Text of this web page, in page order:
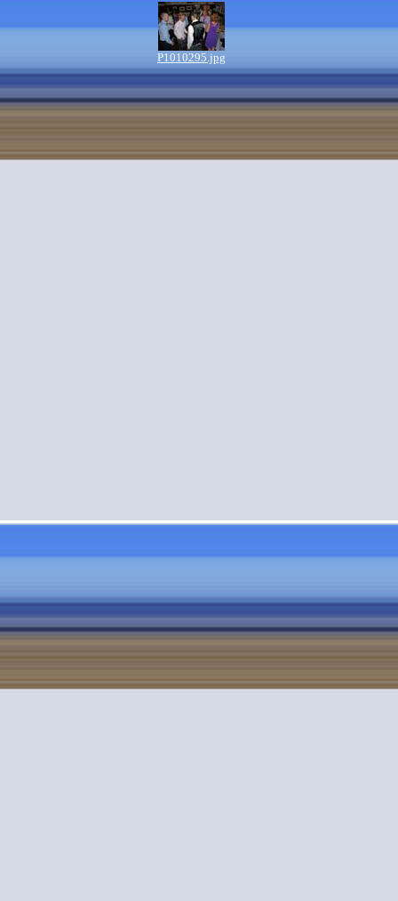
P1010295.jpg